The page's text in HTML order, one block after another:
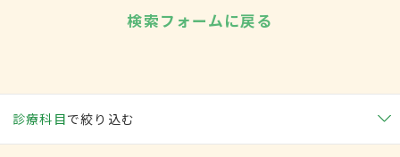
検索フォームに戻る
診療科目で絞り込む